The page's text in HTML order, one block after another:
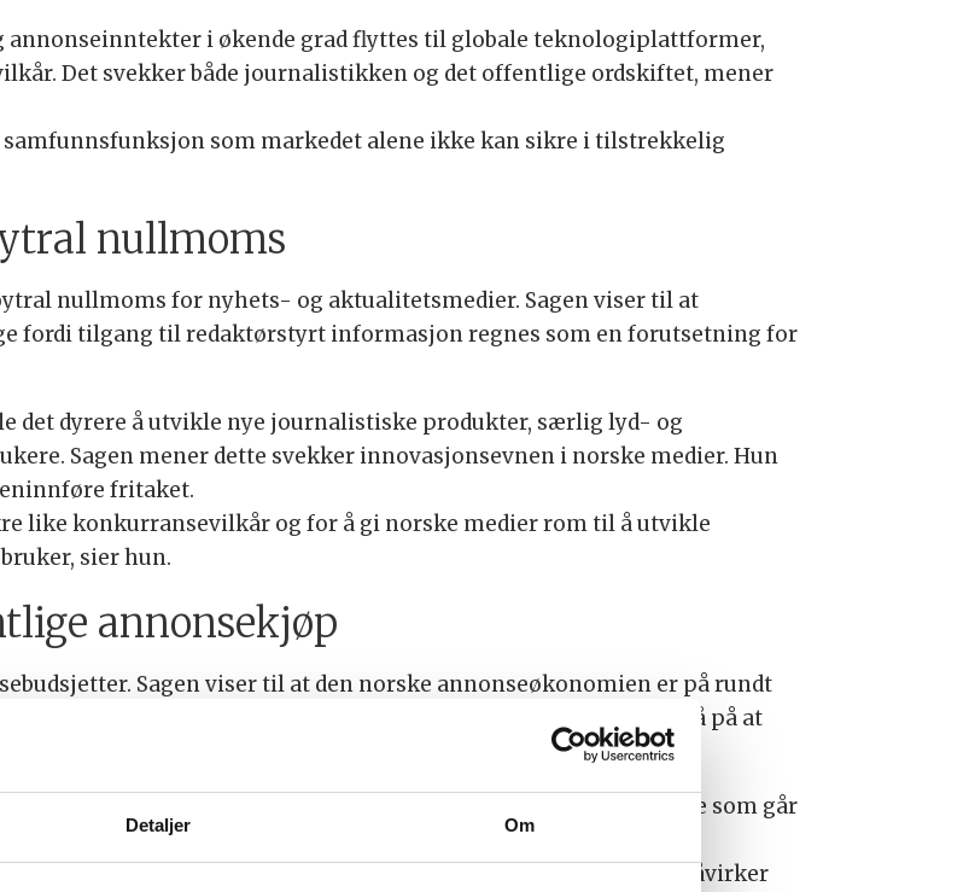
Detaljer Om
annonseinntekter i økende grad flyttes til globale teknologiplattformer,
Det svekker både journalistikken og det offentlige ordskiftet, mener
som markedet alene ikke kan sikre i tilstrekkelig
nullmoms
nullmoms for nyhets- og aktualitetsmedier. Sagen viser til at
fordi tilgang til redaktørstyrt informasjon regnes som en forutsetning for
det dyrere å utvikle nye journalistiske produkter, særlig lyd- og
Sagen mener dette svekker innovasjonsevnen i norske medier. Hun
fritaket.
like konkurransevilkår og for å gi norske medier rom til å utvikle
sier hun.
annonsekjøp
Sagen viser til at den norske annonseøkonomien er på rundt
av inntektene går til globale teknologiselskaper. Hun peker også på at
finnes noen samlet oversikt over hvor stor andel av disse midlene som går
går til globale plattformer.
vurderinger av hvordan offentlige annonsebudsjetter påvirker